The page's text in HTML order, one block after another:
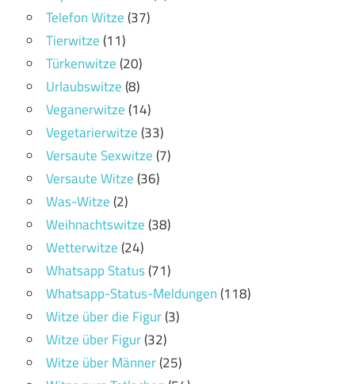
Telefon Witze(37)
Tierwitze(11)
Türkenwitze(20)
Urlaubswitze(8)
Veganerwitze(14)
Vegetarierwitze(33)
Versaute Sexwitze(7)
Versaute Witze(36)
Was-Witze(2)
Weihnachtswitze(38)
Wetterwitze(24)
Whatsapp Status(71)
Whatsapp-Status-Meldungen(118)
Witze über die Figur(3)
Witze über Figur(32)
Witze über Männer(25)